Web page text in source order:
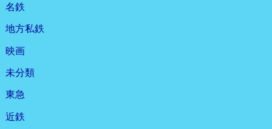
名鉄
地方私鉄
映画
未分類
東急
近鉄